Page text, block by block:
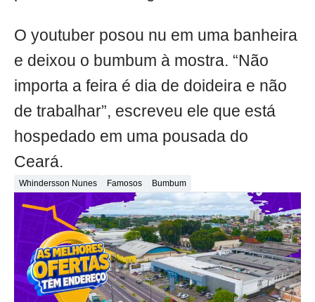
O youtuber posou nu em uma banheira
e deixou o bumbum à mostra. “Não
importa a feira é dia de doideira e não
de trabalhar”, escreveu ele que está
hospedado em uma pousada do
Ceará.
Whindersson Nunes Famosos Bumbum